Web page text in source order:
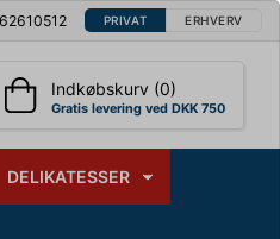
PRIVAT ERHVERV
Indkøbskurv (0)
Gratis levering ved DKK 750
DELIKATESSER